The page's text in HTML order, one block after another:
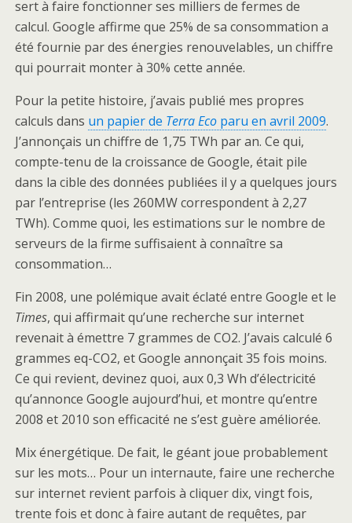
sert à faire fonctionner ses milliers de fermes de
calcul. Google affirme que 25% de sa consommation a
été fournie par des énergies renouvelables, un chiffre
qui pourrait monter à 30% cette année.
Pour la petite histoire, j’avais publié mes propres
calculs dans un papier de Terra Eco paru en avril 2009.
J’annonçais un chiffre de 1,75 TWh par an. Ce qui,
compte-tenu de la croissance de Google, était pile
dans la cible des données publiées il y a quelques jours
par l’entreprise (les 260MW correspondent à 2,27
TWh). Comme quoi, les estimations sur le nombre de
serveurs de la firme suffisaient à connaître sa
consommation…
Fin 2008, une polémique avait éclaté entre Google et le
Times, qui affirmait qu’une recherche sur internet
revenait à émettre 7 grammes de CO2. J’avais calculé 6
grammes eq-CO2, et Google annonçait 35 fois moins.
Ce qui revient, devinez quoi, aux 0,3 Wh d’électricité
qu’annonce Google aujourd’hui, et montre qu’entre
2008 et 2010 son efficacité ne s’est guère améliorée.
Mix énergétique. De fait, le géant joue probablement
sur les mots… Pour un internaute, faire une recherche
sur internet revient parfois à cliquer dix, vingt fois,
trente fois et donc à faire autant de requêtes, par